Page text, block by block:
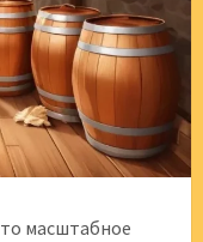
масштабное